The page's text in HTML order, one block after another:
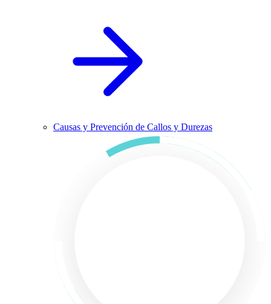
Causas y Prevención de Callos y Durezas